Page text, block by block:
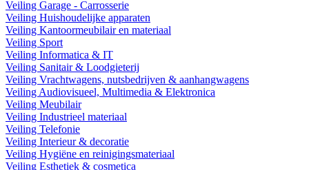
Veiling Garage - Carrosserie
Veiling Huishoudelijke apparaten
Veiling Kantoormeubilair en materiaal
Veiling Sport
Veiling Informatica & IT
Veiling Sanitair & Loodgieterij
Veiling Vrachtwagens, nutsbedrijven & aanhangwagens
Veiling Audiovisueel, Multimedia & Elektronica
Veiling Meubilair
Veiling Industrieel materiaal
Veiling Telefonie
Veiling Interieur & decoratie
Veiling Hygiëne en reinigingsmateriaal
Veiling Esthetiek & cosmetica